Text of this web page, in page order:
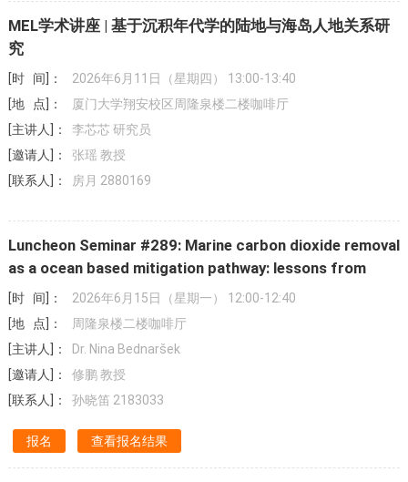
MEL学术讲座 | 基于沉积年代学的陆地与海岛人地关系研
究
[时 间]：
2026年6月11日（星期四） 13:00-13:40
[地 点]：
厦门大学翔安校区周隆泉楼二楼咖啡厅
[主讲人]：
李芯芯 研究员
[邀请人]：
张瑶 教授
[联系人]：
房月 2880169
Luncheon Seminar #289: Marine carbon dioxide removal
as a ocean based mitigation pathway: lessons from
ocean acidification and ocean alkalinity enhancement
[时 间]：
2026年6月15日（星期一） 12:00-12:40
[地 点]：
周隆泉楼二楼咖啡厅
[主讲人]：
Dr. Nina Bednaršek
[邀请人]：
修鹏 教授
[联系人]：
孙晓笛 2183033
报名 查看报名结果